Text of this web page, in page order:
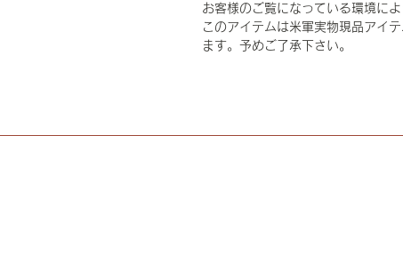
お客様のご覧になっている環境に
このアイテムは米軍実物現品アイ
ます。予めご了承下さい。